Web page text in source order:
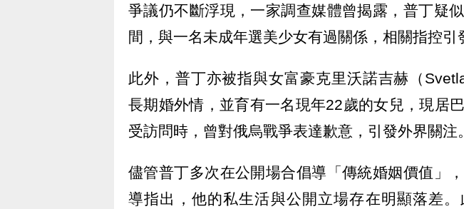
爭議仍不斷浮現，一家調查媒體曾揭露，普丁疑
間，與一名未成年選美少女有過關係，相關指控引
此外，普丁亦被指與女富豪克里沃諾吉赫（
長期婚外情，並育有一名現年22歲的女兒，現居
受訪問時，曾對俄烏戰爭表達歉意，引發外界關注。
儘管普丁多次在公開場合倡導「傳統婚姻價值」
導指出，他的私生活與公開立場存在明顯落差